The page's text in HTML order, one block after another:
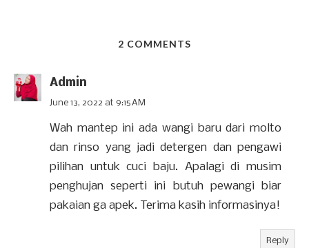
2 COMMENTS
Admin
June 13, 2022 at 9:15 AM
Wah mantep ini ada wangi baru dari molto
dan rinso yang jadi detergen dan pengawi
pilihan untuk cuci baju. Apalagi di musim
penghujan seperti ini butuh pewangi biar
pakaian ga apek. Terima kasih informasinya!
Reply